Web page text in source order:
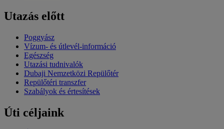
Utazás előtt
Poggyász
Vízum- és útlevél-információ
Egészség
Utazási tudnivalók
Dubaji Nemzetközi Repülőtér
Repülőtéri transzfer
Szabályok és értesítések
Úti céljaink